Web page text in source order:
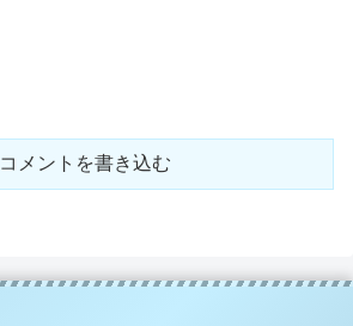
コメントを書き込む